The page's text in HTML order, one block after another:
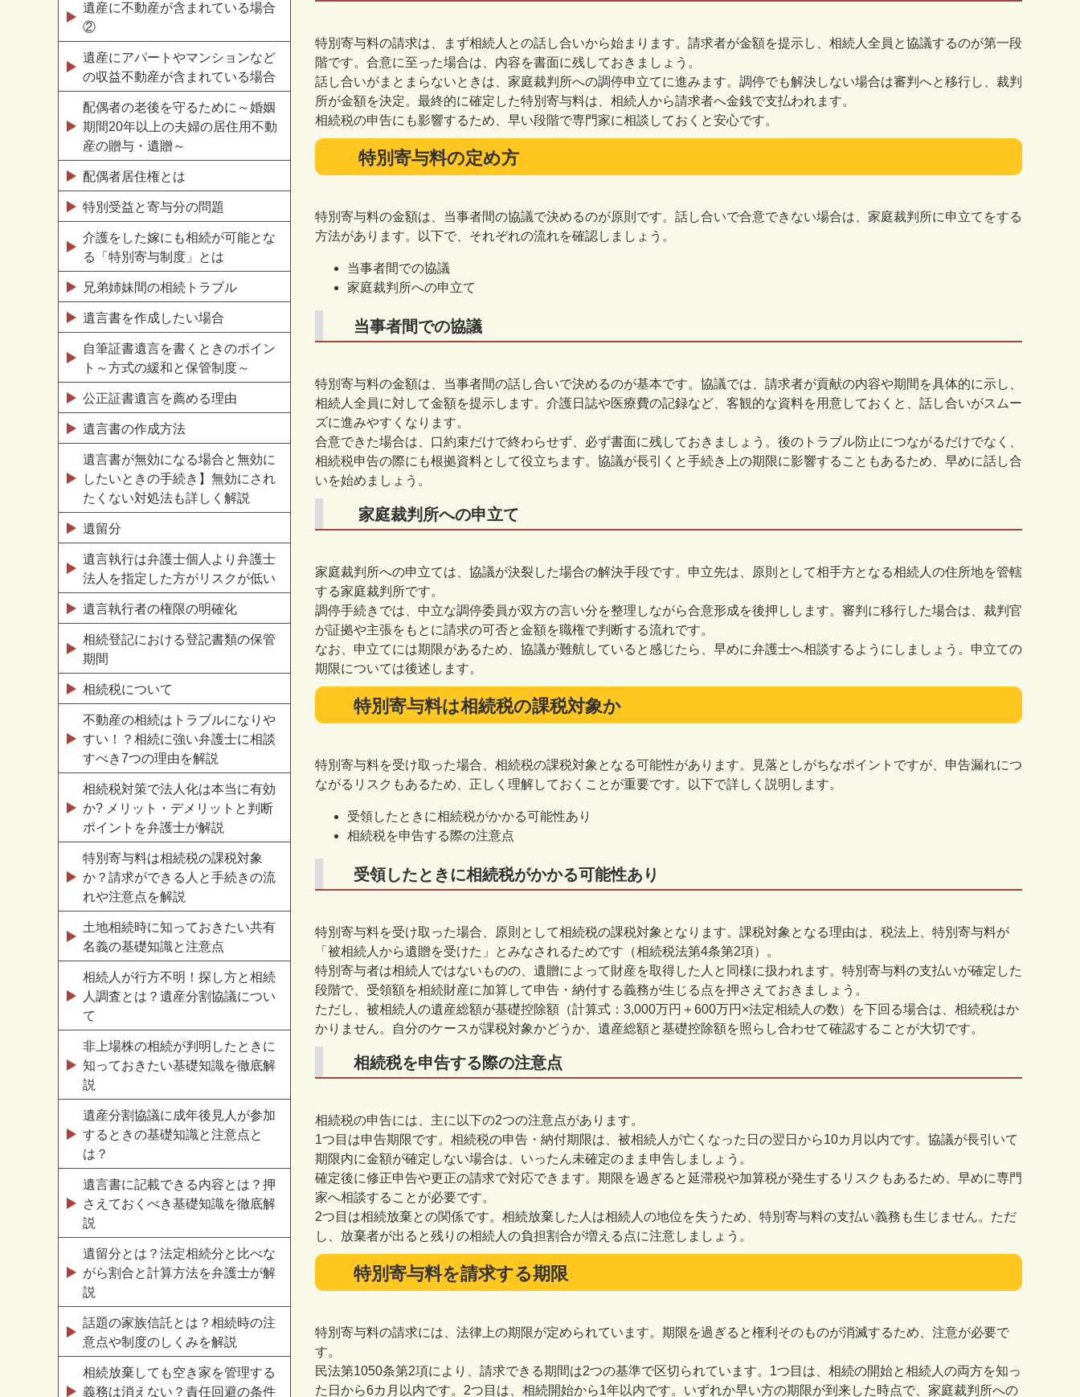
特別寄与料の請求は、まず相続人との話し合いから始まります。請求者が金額を提示し、相続人全員と協議するのが第一段
階です。合意に至った場合は、内容を書面に残しておきましょう。
話し合いがまとまらないときは、家庭裁判所への調停申立てに進みます。調停でも解決しない場合は審判へと移行し、裁判
所が金額を決定。最終的に確定した特別寄与料は、相続人から請求者へ金銭で支払われます。
相続税の申告にも影響するため、早い段階で専門家に相談しておくと安心です。
特別寄与料の定め方
特別寄与料の金額は、当事者間の協議で決めるのが原則です。話し合いで合意できない場合は、家庭裁判所に申立てをする
方法があります。以下で、それぞれの流れを確認しましょう。
当事者間での協議
家庭裁判所への申立て
当事者間での協議
特別寄与料の金額は、当事者間の話し合いで決めるのが基本です。協議では、請求者が貢献の内容や期間を具体的に示し、
相続人全員に対して金額を提示します。介護日誌や医療費の記録など、客観的な資料を用意しておくと、話し合いがスムー
ズに進みやすくなります。
合意できた場合は、口約束だけで終わらせず、必ず書面に残しておきましょう。後のトラブル防止につながるだけでなく、
相続税申告の際にも根拠資料として役立ちます。協議が長引くと手続き上の期限に影響することもあるため、早めに話し合
いを始めましょう。
家庭裁判所への申立て
家庭裁判所への申立ては、協議が決裂した場合の解決手段です。申立先は、原則として相手方となる相続人の住所地を管轄
する家庭裁判所です。
調停手続きでは、中立な調停委員が双方の言い分を整理しながら合意形成を後押しします。審判に移行した場合は、裁判官
が証拠や主張をもとに請求の可否と金額を職権で判断する流れです。
なお、申立てには期限があるため、協議が難航していると感じたら、早めに弁護士へ相談するようにしましょう。申立ての
期限については後述します。
特別寄与料は相続税の課税対象か
特別寄与料を受け取った場合、相続税の課税対象となる可能性があります。見落としがちなポイントですが、申告漏れにつ
ながるリスクもあるため、正しく理解しておくことが重要です。以下で詳しく説明します。
受領したときに相続税がかかる可能性あり
相続税を申告する際の注意点
受領したときに相続税がかかる可能性あり
特別寄与料を受け取った場合、原則として相続税の課税対象となります。課税対象となる理由は、税法上、特別寄与料が
「被相続人から遺贈を受けた」とみなされるためです（相続税法第4条第2項）。
特別寄与者は相続人ではないものの、遺贈によって財産を取得した人と同様に扱われます。特別寄与料の支払いが確定した
段階で、受領額を相続財産に加算して申告・納付する義務が生じる点を押さえておきましょう。
ただし、被相続人の遺産総額が基礎控除額（計算式： 3,000万円＋600万円 ×法定相続人の数）を下回る場合は、相続税はか
かりません。自分のケースが課税対象かどうか、遺産総額と基礎控除額を照らし合わせて確認することが大切です。
相続税を申告する際の注意点
相続税の申告には、主に以下の2つの注意点があります。
1つ目は申告期限です。相続税の申告・納付期限は、被相続人が亡くなった日の翌日から10カ月以内です。協議が長引いて
期限内に金額が確定しない場合は、いったん未確定のまま申告しましょう。
確定後に修正申告や更正の請求で対応できます。期限を過ぎると延滞税や加算税が発生するリスクもあるため、早めに専門
家へ相談することが必要です。
2つ目は相続放棄との関係です。相続放棄した人は相続人の地位を失うため、特別寄与料の支払い義務も生じません。ただ
し、放棄者が出ると残りの相続人の負担割合が増える点に注意しましょう。
特別寄与料を請求する期限
特別寄与料の請求には、法律上の期限が定められています。期限を過ぎると権利そのものが消滅するため、注意が必要で
す。
民法第1050条第2項により、請求できる期間は2つの基準で区切られています。 1つ目は、相続の開始と相続人の両方を知っ
た日から6カ月以内です。 2つ目は、相続開始から1年以内です。いずれか早い方の期限が到来した時点で、家庭裁判所への
遺産に不動産が含まれている場合
②
遺産にアパートやマンションなど
の収益不動産が含まれている場合
配偶者の老後を守るために～婚姻
期間20年以上の夫婦の居住用不動
産の贈与・遺贈～
配偶者居住権とは
特別受益と寄与分の問題
介護をした嫁にも相続が可能とな
る「特別寄与制度」とは
兄弟姉妹間の相続トラブル
遺言書を作成したい場合
自筆証書遺言を書くときのポイン
ト～方式の緩和と保管制度～
公正証書遺言を薦める理由
遺言書の作成方法
遺言書が無効になる場合と無効に
したいときの手続き】無効にされ
たくない対処法も詳しく解説
遺留分
遺言執行は弁護士個人より弁護士
法人を指定した方がリスクが低い
遺言執行者の権限の明確化
相続登記における登記書類の保管
期間
相続税について
不動産の相続はトラブルになりや
すい！？相続に強い弁護士に相談
すべき7つの理由を解説
相続税対策で法人化は本当に有効
か? メリット・デメリットと判断
ポイントを弁護士が解説
特別寄与料は相続税の課税対象
か？請求ができる人と手続きの流
れや注意点を解説
土地相続時に知っておきたい共有
名義の基礎知識と注意点
相続人が行方不明！探し方と相続
人調査とは？遺産分割協議につい
て
非上場株の相続が判明したときに
知っておきたい基礎知識を徹底解
説
遺産分割協議に成年後見人が参加
するときの基礎知識と注意点と
は？
遺言書に記載できる内容とは？押
さえておくべき基礎知識を徹底解
説
遺留分とは？法定相続分と比べな
がら割合と計算方法を弁護士が解
説
話題の家族信託とは？相続時の注
意点や制度のしくみを解説
相続放棄しても空き家を管理する
義務は消えない？責任回避の条件